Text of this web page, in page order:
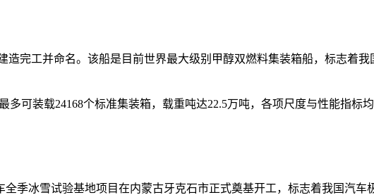
工并命名。该船是目前世界最大级别甲醇双燃料集装箱船，标志着我
装载24168个标准集装箱，载重吨达22.5万吨，各项尺度与性能指标均
冰雪试验基地项目在内蒙古牙克石市正式奠基开工，标志着我国汽车